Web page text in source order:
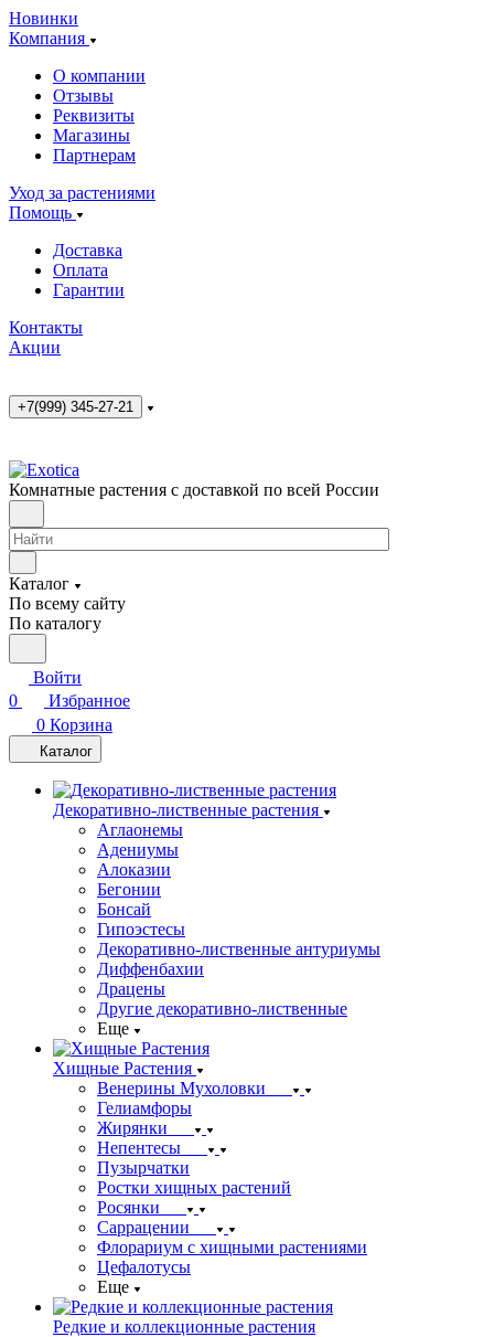
Новинки
Компания
О компании
Отзывы
Реквизиты
Магазины
Партнерам
Уход за растениями
Помощь
Доставка
Оплата
Гарантии
Контакты
Акции
+7(999) 345-27-21
Комнатные растения с доставкой по всей России
Каталог
По всему сайту
По каталогу
Войти
0
Избранное
0 Корзина
Каталог
Декоративно-лиственные растения
Аглаонемы
Адениумы
Алоказии
Бегонии
Бонсай
Гипоэстесы
Декоративно-лиственные антуриумы
Диффенбахии
Драцены
Другие декоративно-лиственные
Еще
Хищные Растения
Венерины Мухоловки
Гелиамфоры
Жирянки
Непентесы
Пузырчатки
Ростки хищных растений
Росянки
Саррацении
Флорариум с хищными растениями
Цефалотусы
Еще
Редкие и коллекционные растения